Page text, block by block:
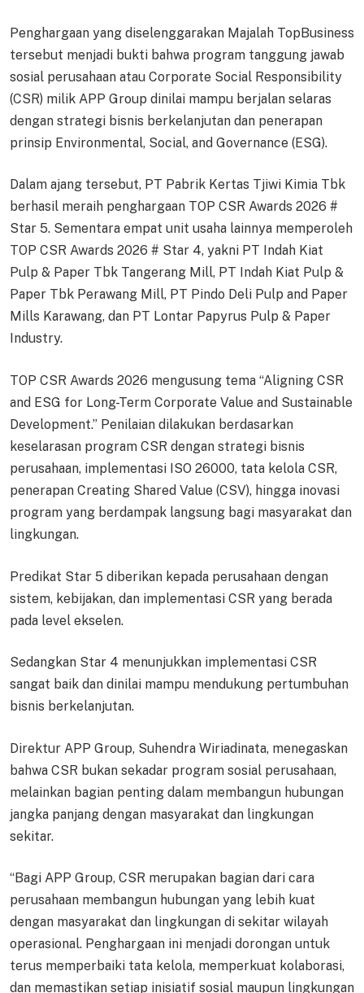
Penghargaan yang diselenggarakan Majalah TopBusiness
tersebut menjadi bukti bahwa program tanggung jawab
sosial perusahaan atau Corporate Social Responsibility
(CSR) milik APP Group dinilai mampu berjalan selaras
dengan strategi bisnis berkelanjutan dan penerapan
prinsip Environmental, Social, and Governance (ESG).
Dalam ajang tersebut, PT Pabrik Kertas Tjiwi Kimia Tbk
berhasil meraih penghargaan TOP CSR Awards 2026 #
Star 5. Sementara empat unit usaha lainnya memperoleh
TOP CSR Awards 2026 # Star 4, yakni PT Indah Kiat
Pulp & Paper Tbk Tangerang Mill, PT Indah Kiat Pulp &
Paper Tbk Perawang Mill, PT Pindo Deli Pulp and Paper
Mills Karawang, dan PT Lontar Papyrus Pulp & Paper
Industry.
TOP CSR Awards 2026 mengusung tema “Aligning CSR
and ESG for Long-Term Corporate Value and Sustainable
Development.” Penilaian dilakukan berdasarkan
keselarasan program CSR dengan strategi bisnis
perusahaan, implementasi ISO 26000, tata kelola CSR,
penerapan Creating Shared Value (CSV), hingga inovasi
program yang berdampak langsung bagi masyarakat dan
lingkungan.
Predikat Star 5 diberikan kepada perusahaan dengan
sistem, kebijakan, dan implementasi CSR yang berada
pada level ekselen.
Sedangkan Star 4 menunjukkan implementasi CSR
sangat baik dan dinilai mampu mendukung pertumbuhan
bisnis berkelanjutan.
Direktur APP Group, Suhendra Wiriadinata, menegaskan
bahwa CSR bukan sekadar program sosial perusahaan,
melainkan bagian penting dalam membangun hubungan
jangka panjang dengan masyarakat dan lingkungan
sekitar.
“Bagi APP Group, CSR merupakan bagian dari cara
perusahaan membangun hubungan yang lebih kuat
dengan masyarakat dan lingkungan di sekitar wilayah
operasional. Penghargaan ini menjadi dorongan untuk
terus memperbaiki tata kelola, memperkuat kolaborasi,
dan memastikan setiap inisiatif sosial maupun lingkungan